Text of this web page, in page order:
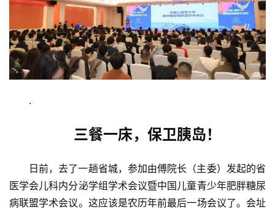
.
三餐一床，保卫胰岛！
日前，去了一趟省城，参加由傅院长（主委）发起的省
医学会儿科内分泌学组学术会议暨中国儿童青少年肥胖糖尿
病联盟学术会议。这应该是农历年前最后一场会议了。会址